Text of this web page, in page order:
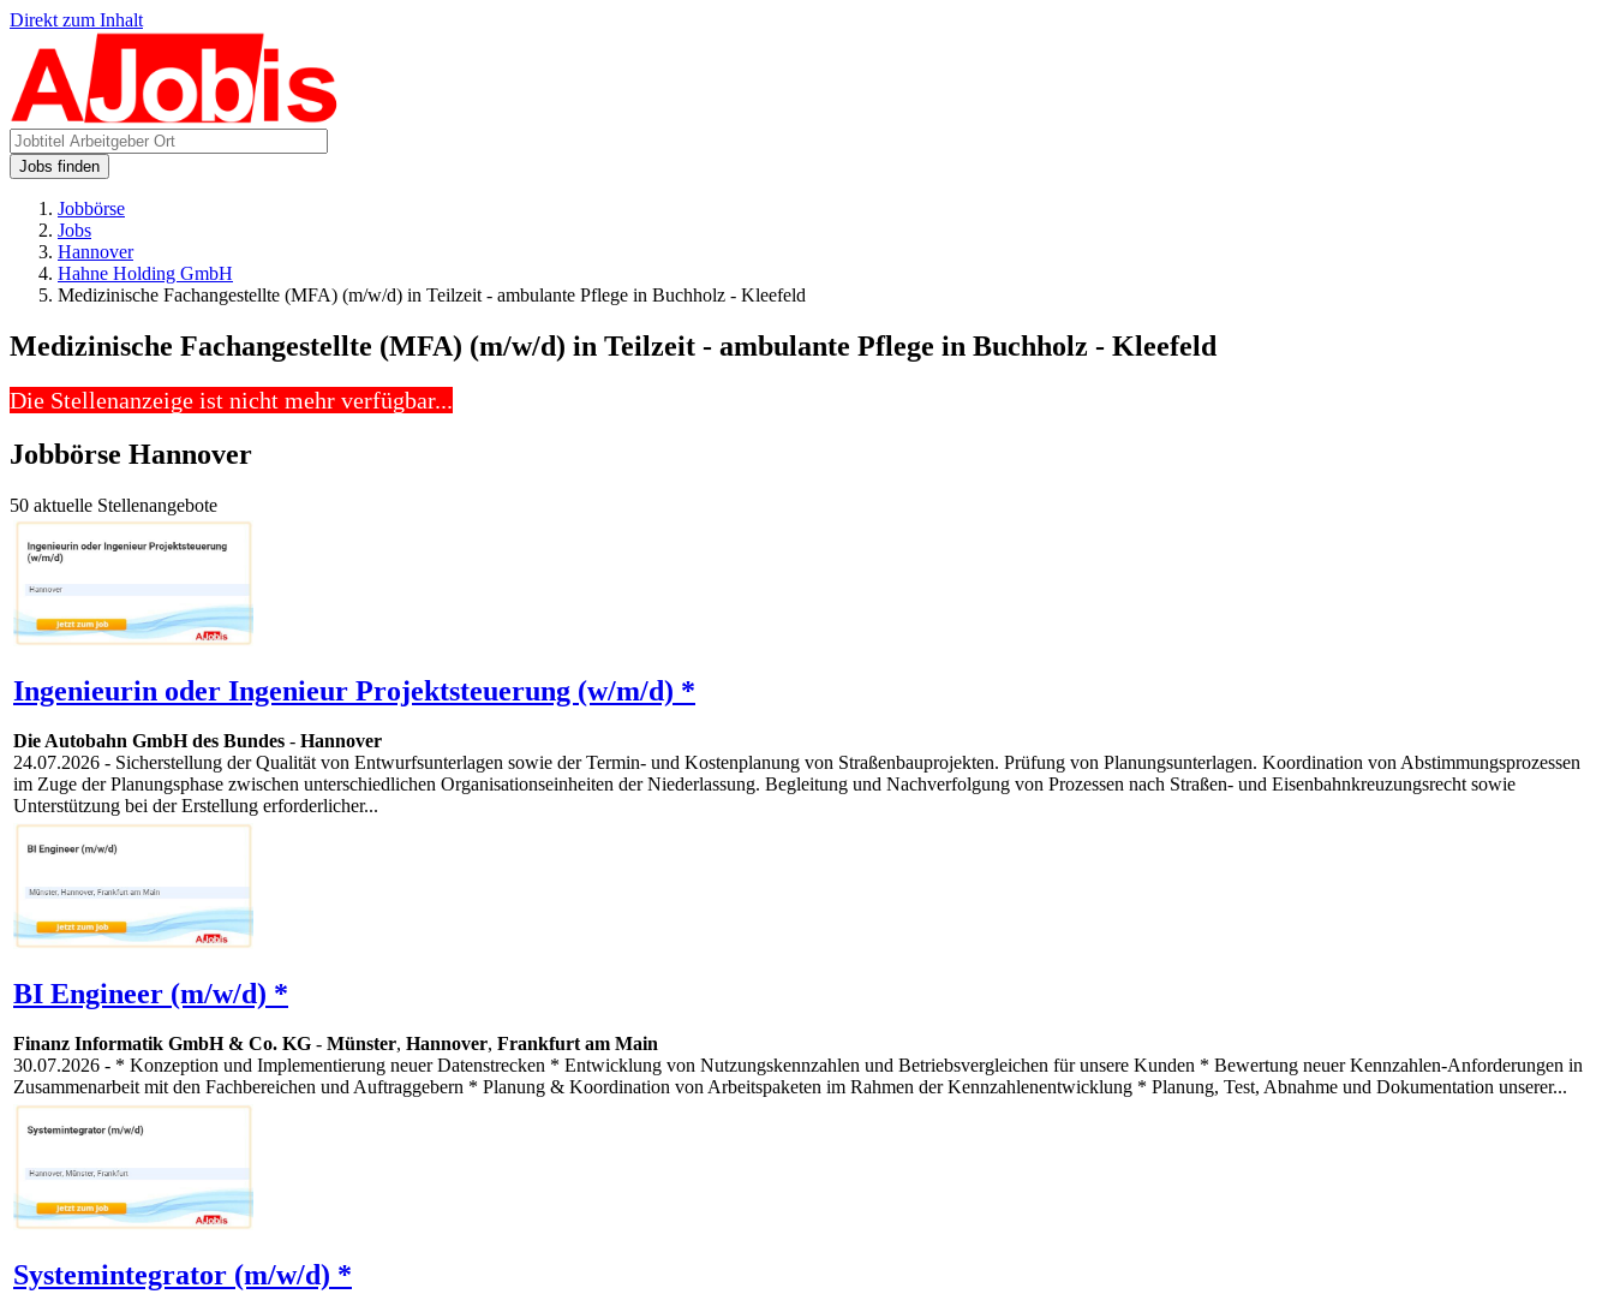
Direkt zum Inhalt
Jobs finden
Jobbörse
Jobs
Hannover
Hahne Holding GmbH
Medizinische Fachangestellte (MFA) (m/w/d) in Teilzeit - ambulante Pflege in Buchholz - Kleefeld
Medizinische Fachangestellte (MFA) (m/w/d) in Teilzeit - ambulante Pflege in Buchholz - Kleefeld
Die Stellenanzeige ist nicht mehr verfügbar...
Jobbörse Hannover
50 aktuelle Stellenangebote
Ingenieurin oder Ingenieur Projektsteuerung (w/m/d) *
Die Autobahn GmbH des Bundes - Hannover
24.07.2026 - Sicherstellung der Qualität von Entwurfsunterlagen sowie der Termin- und Kostenplanung von Straßenbauprojekten. Prüfung von Planungsunterlagen. Koordination von Abstimmungsprozessen
im Zuge der Planungsphase zwischen unterschiedlichen Organisationseinheiten der Niederlassung. Begleitung und Nachverfolgung von Prozessen nach Straßen- und Eisenbahnkreuzungsrecht sowie
Unterstützung bei der Erstellung erforderlicher...
BI Engineer (m/w/d) *
Finanz Informatik GmbH & Co. KG - Münster, Hannover, Frankfurt am Main
30.07.2026 - * Konzeption und Implementierung neuer Datenstrecken * Entwicklung von Nutzungskennzahlen und Betriebsvergleichen für unsere Kunden * Bewertung neuer Kennzahlen-Anforderungen in
Zusammenarbeit mit den Fachbereichen und Auftraggebern * Planung & Koordination von Arbeitspaketen im Rahmen der Kennzahlenentwicklung * Planung, Test, Abnahme und Dokumentation unserer...
Systemintegrator (m/w/d) *